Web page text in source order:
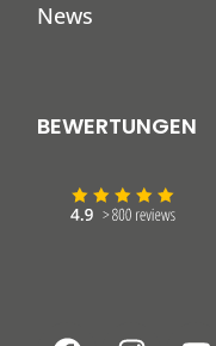
News
BEWERTUNGEN